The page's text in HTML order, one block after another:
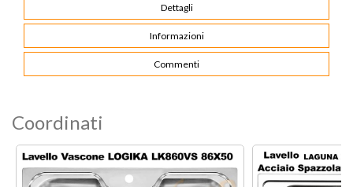
Dettagli
Informazioni
Commenti
Coordinati